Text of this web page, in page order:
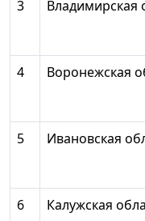
3 Владимирская
4
Воронежская
5
Ивановская
6
Калужская